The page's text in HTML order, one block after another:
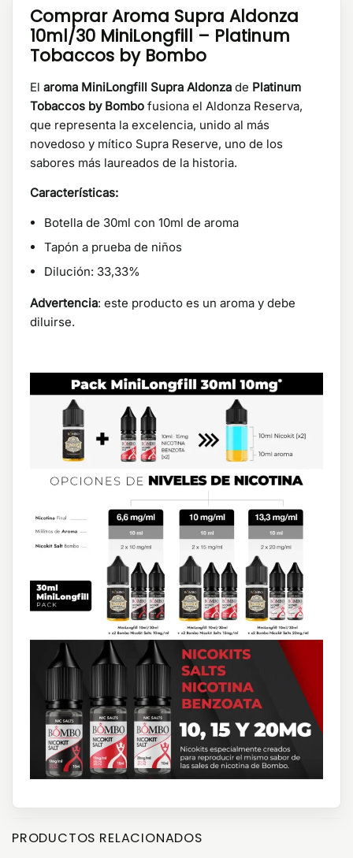
Comprar Aroma Supra Aldonza
10ml/30 MiniLongfill – Platinum
Tobaccos by Bombo
El aroma MiniLongfill Supra Aldonza de Platinum
Tobaccos by Bombo fusiona el Aldonza Reserva,
que representa la excelencia, unido al más
novedoso y mítico Supra Reserve, uno de los
sabores más laureados de la historia.
Características:
Botella de 30ml con 10ml de aroma
Tapón a prueba de niños
Dilución: 33,33%
Advertencia: este producto es un aroma y debe
diluirse.
PRODUCTOS RELACIONADOS